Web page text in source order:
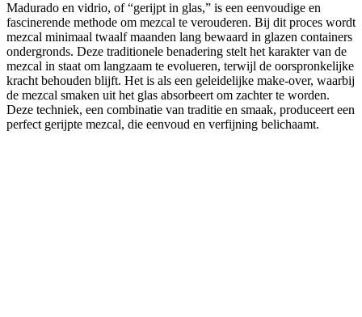
Madurado en vidrio, of “gerijpt in glas,” is een eenvoudige en
fascinerende methode om mezcal te verouderen. Bij dit proces wordt
mezcal minimaal twaalf maanden lang bewaard in glazen containers
ondergronds. Deze traditionele benadering stelt het karakter van de
mezcal in staat om langzaam te evolueren, terwijl de oorspronkelijke
kracht behouden blijft. Het is als een geleidelijke make-over, waarbij
de mezcal smaken uit het glas absorbeert om zachter te worden.
Deze techniek, een combinatie van traditie en smaak, produceert een
perfect gerijpte mezcal, die eenvoud en verfijning belichaamt.